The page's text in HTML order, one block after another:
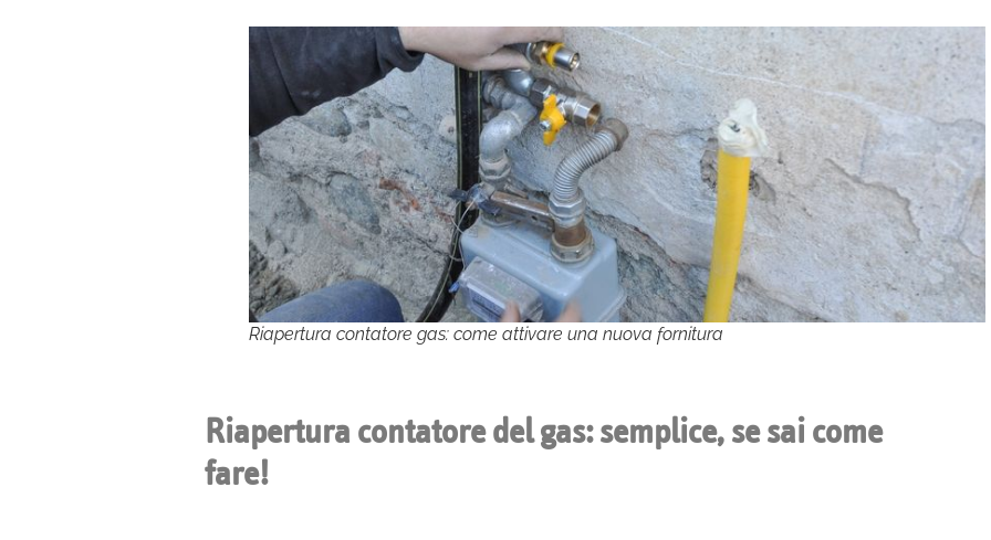
Riapertura contatore gas: come attivare una nuova fornitura
Riapertura contatore del gas: semplice, se sai come
fare!